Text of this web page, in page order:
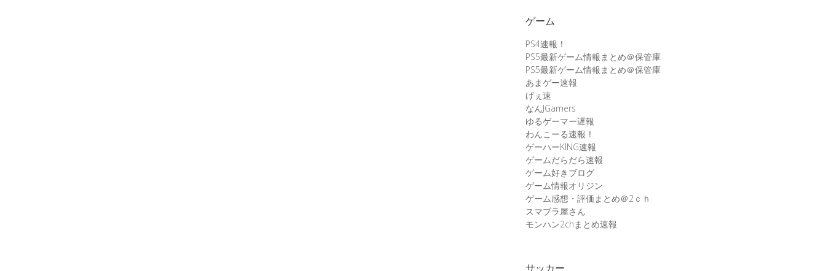
ゲーム
PS4速報！
PS5最新ゲーム情報まとめ＠保管庫
PS5最新ゲーム情報まとめ＠保管庫
あまゲー速報
げぇ速
なんJGamers
ゆるゲーマー遅報
わんこーる速報！
ゲーハーKING速報
ゲームだらだら速報
ゲーム好きブログ
ゲーム情報オリジン
ゲーム感想・評価まとめ＠2ｃｈ
スマブラ屋さん
モンハン2chまとめ速報
サッカー